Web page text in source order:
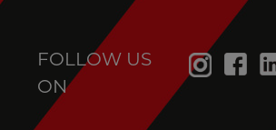
FOLLOW US
ON